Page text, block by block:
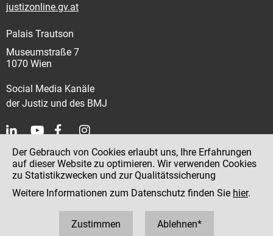
justizonline.gv.at
Palais Trautson
Museumstraße 7
1070 Wien
Social Media Kanäle
der Justiz und des BMJ
Kontakt
Impressum
Datenschutz
Der Gebrauch von Cookies erlaubt uns, Ihre Erfahrungen
auf dieser Website zu optimieren. Wir verwenden Cookies
zu Statistikzwecken und zur Qualitätssicherung
Weitere Informationen zum Datenschutz finden Sie hier.
Zustimmen Ablehnen*